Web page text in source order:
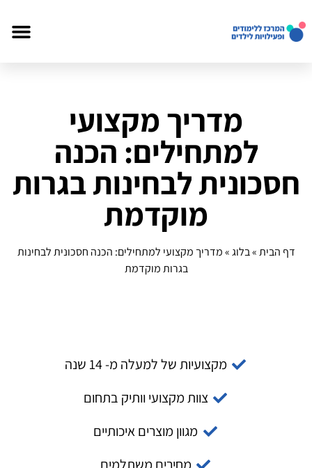
מדריך מקצועי
למתחילים: הכנה
חסכונית לבחינות בגרות
מוקדמת
דף הבית»בלוג»מדריך מקצועי למתחילים: הכנה חסכונית לבחינות
בגרות מוקדמת
מקצועיות של למעלה מ- 14 שנה
צוות מקצועי וותיק בתחום
מגוון מוצרים איכותיים